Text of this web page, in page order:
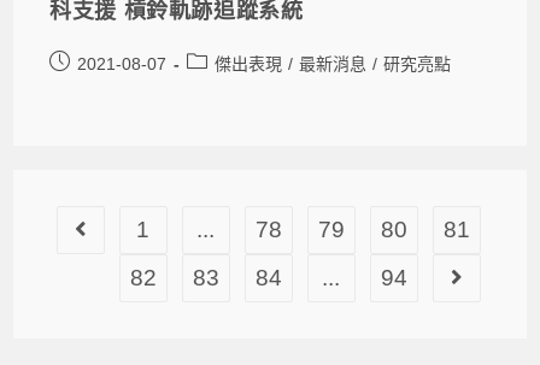
科支援 槓鈴軌跡追蹤系統
2021-08-07 傑出表現 / 最新消息 / 研究亮點
1 ... 78 79 80
81
82
83 84 ... 94